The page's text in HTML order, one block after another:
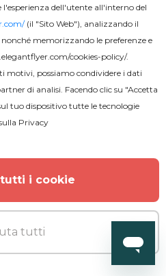
l'immobiliare
dell'utente all'interno del
(il "Sito Web"), analizzando il
memorizzando le preferenze e
cookies-policy/.
motivi, possiamo condividere i dati
di analisi. Facendo clic su "Accetta
tuo dispositivo tutte le tecnologie
Privacy
i cookie
tutti